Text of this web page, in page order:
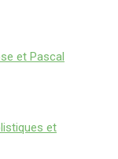
et Pascal
et